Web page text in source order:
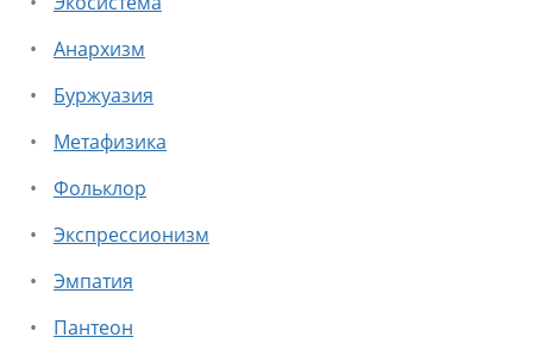
Анархизм
Буржуазия
Метафизика
Фольклор
Экспрессионизм
Эмпатия
Пантеон